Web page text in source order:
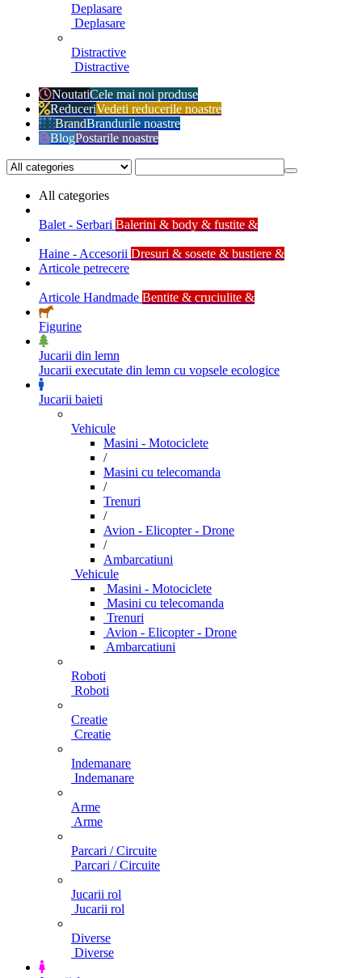
Deplasare
Deplasare
Distractive
Distractive
NoutatiCele mai noi produse
ReduceriVedeti reducerile noastre
BrandBrandurile noastre
BlogPostarile noastre
All categories
Balet - Serbari Balerini & body & fustite &
Haine - Accesorii Dresuri & sosete & bustiere &
Articole petrecere
Articole Handmade Bentite & cruciulite &
Figurine
Jucarii din lemn
Jucarii executate din lemn cu vopsele ecologice
Jucarii baieti
Vehicule
Masini - Motociclete
/
Masini cu telecomanda
/
Trenuri
/
Avion - Elicopter - Drone
/
Ambarcatiuni
Vehicule
Masini - Motociclete
Masini cu telecomanda
Trenuri
Avion - Elicopter - Drone
Ambarcatiuni
Roboti
Roboti
Creatie
Creatie
Indemanare
Indemanare
Arme
Arme
Parcari / Circuite
Parcari / Circuite
Jucarii rol
Jucarii rol
Diverse
Diverse